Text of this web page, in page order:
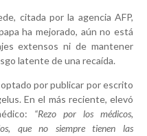
citada por la agencia AFP,
ha mejorado, aún no está
extensos ni de mantener
latente de una recaída.
optado por publicar por escrito
En el más reciente, elevó
“Rezo por los médicos,
que no siempre tienen las